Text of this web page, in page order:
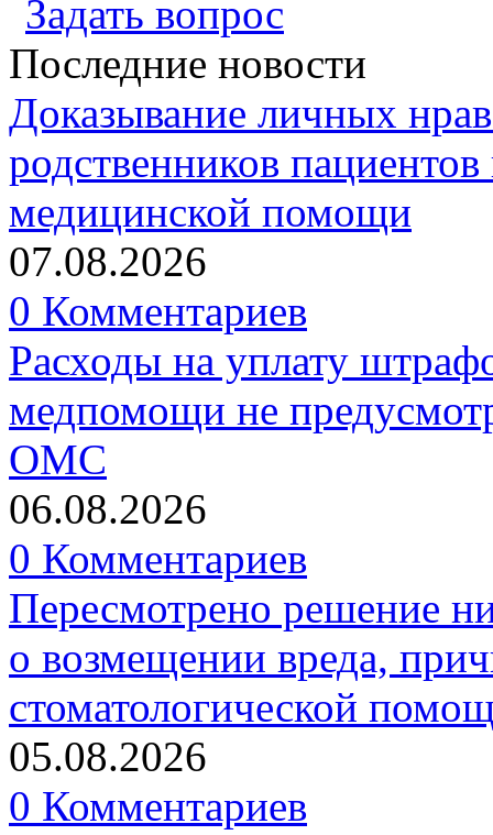
Задать вопрос
Последние новости
Доказывание личных
родственников
медицинской помощи
07.08.2026
0 Комментариев
Расходы на уплату
медпомощи не
ОМС
06.08.2026
0 Комментариев
Пересмотрено решение
о возмещении вреда,
стоматологической
05.08.2026
0 Комментариев